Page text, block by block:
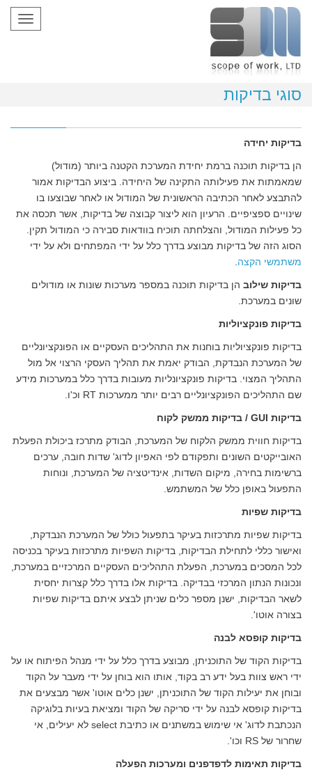
סוגי בדיקות
בדיקות יחידה
הן בדיקות תוכנה ברמת יחידת המערכת הקטנה ביותר (מודול)
שמאמתות את פעילותה התקינה של היחידה. ביצוע הבדיקות אמור
להתבצע לאחר הכתיבה הראשונית של המודול או לאחר שבוצעו בו
שינויים ספציפיים. הרעיון הוא ליצור קבוצה של בדיקות, אשר תכסה את
כל פעילות המודול, והצלחתה תוכיח בוודאות סבירה כי המודול תקין.
הסוג הזה של בדיקות מבוצע בדרך כלל על ידי המפתחים ולא על ידי
משתמשי הקצה
בדיקות שילוב הן בדיקות תוכנה במספר מערכות שונות או מודולים
שונים במערכת.
בדיקות פונקציוליות
בדיקות פונקציוליות בוחנות את התהליכים העסקיים או הפונקציונליים
של המערכת הנבדקת, הבודק יאמת את תהליך העסקי הרצוי אל מול
התהליך המצוי. בדיקות פונקציונליות מעובות בדרך כלל במערכות מידע
שם התהליכים הפונקציונליים רבים יותר ממערכות RT וכ'ו.
בדיקות בדיקות ממשק לקוח
בדיקות חווית ממשק הלקוח של המערכת, הבודק מתרכז ביכולת הפעלת
האובייקטים השונים ותפקודם לפי האפיון לדוג' שדות חובה, ערכים
ברשימות בחירה, מיקום השדות, אינדיטציה של המערכת, ונוחות
התפעול באופן כלל של המשתמש.
בדיקות שפיות
בדיקות שפיות מתרכזות בעיקר בתפעול כולל של המערכת הנבדקת,
ואישור כללי לתחילת הבדיקות, בדיקות השפיות מתרכזות בעיקר בכניסה
לכל המסכים במערכת, הפעלת התהליכים העסקיים המרכזיים במערכת,
ונכונות הנתון המרכזי בבדיקה. בדיקות אלו בדרך כלל קצרות יחסית
לשאר הבדיקות, ישנן מספר כלים שניתן לבצע איתם בדיקות שפיות
בצורה אוטו'.
בדיקות קופסא לבנה
בדיקות הקוד של התוכניתן, מבוצע בדרך כלל על ידי מנהל הפיתוח או על
ידי ראש צוות בעל ידע רב בקוד, אותו הוא בוחן על ידי מעבר על הקוד
ובוחן את יעילות הקוד של התוכניתן, ישנן כלים אוטו' אשר מבצעים את
בדיקות קופסא לבנה על ידי סריקה של הקוד ומציאת בעיות בלוגיקה
הנכתבת לדוג' אי שימוש במשתנים או כתיבת select לא יעילים, אי
שחרור של RS וכו'.
בדיקות תאימות לדפדפנים ומערכות הפעלה